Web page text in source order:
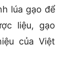
lúa gạo để
liệu, gạo
của Việt